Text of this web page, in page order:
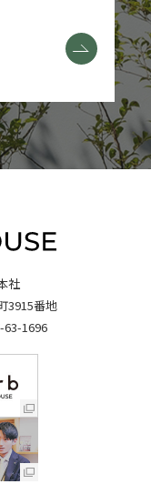
社
3915番地
63-1696